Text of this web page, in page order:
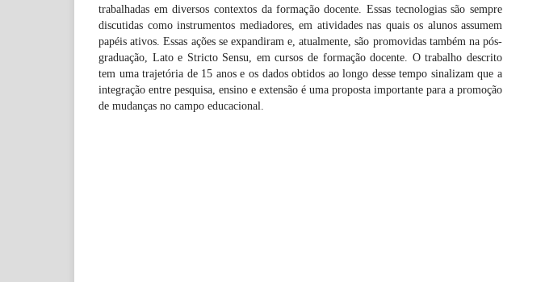
trabalhadas em diversos contextos da formação docente. Essas tecnologias são sempre
discutidas como instrumentos mediadores, em atividades nas quais os alunos assumem
papéis ativos. Essas ações se expandiram e, atualmente, são promovidas também na pós-
graduação, Lato e Stricto Sensu, em cursos de formação docente. O trabalho descrito
tem uma trajetória de 15 anos e os dados obtidos ao longo desse tempo sinalizam que a
integração entre pesquisa, ensino e extensão é uma proposta importante para a promoção
de mudanças no campo educacional.